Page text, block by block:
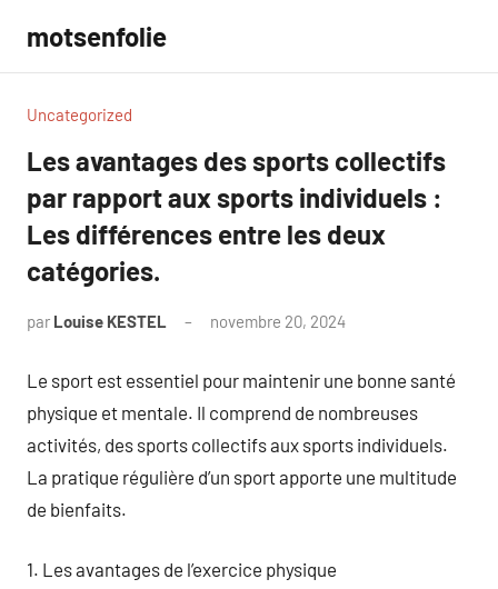
contenu
motsenfolie
Uncategorized
Les avantages des sports collectifs
par rapport aux sports individuels :
Les différences entre les deux
catégories.
par Louise KESTEL novembre 20, 2024
Le sport est essentiel pour maintenir une bonne santé
physique et mentale. Il comprend de nombreuses
activités, des sports collectifs aux sports individuels.
La pratique régulière d’un sport apporte une multitude
de bienfaits.
1. Les avantages de l’exercice physique